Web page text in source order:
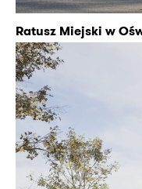
Ratusz Miejski w